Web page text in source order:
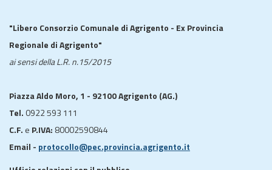
"Libero Consorzio Comunale di Agrigento - Ex Provincia
Regionale di Agrigento"
ai sensi della L.R. n.15/2015
Piazza Aldo Moro, 1 - 92100 Agrigento (AG.)
Tel. 0922 593 111
C.F. e P.IVA: 80002590844
Email - protocollo@pec.provincia.agrigento.it